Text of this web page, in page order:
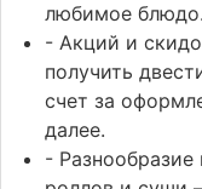
любимое блюдо.
- Акций и
получить
счет за
далее.
- Разнообразие